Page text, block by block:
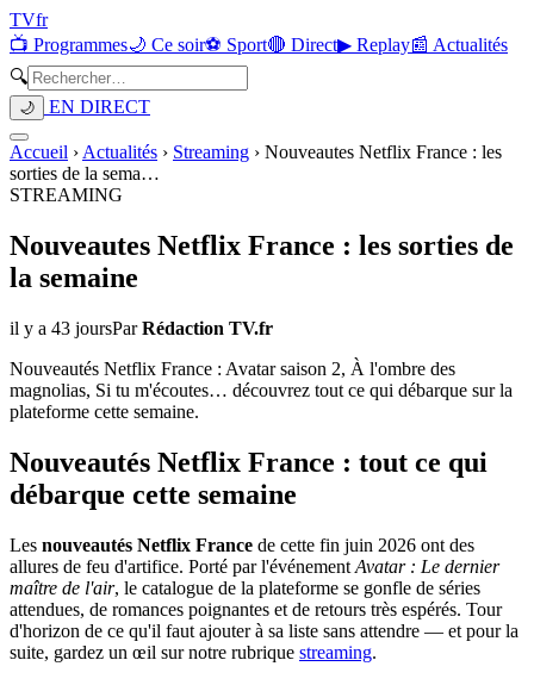
TVfr
📺 Programmes🌙 Ce soir⚽ Sport🔴 Direct▶ Replay📰 Actualités
🔍
🌙 EN DIRECT
Accueil › Actualités › Streaming › Nouveautes Netflix France : les
sorties de la sema…
STREAMING
Nouveautes Netflix France : les sorties de
la semaine
il y a 43 joursParRédaction TV.fr
Nouveautés Netflix France : Avatar saison 2, À l'ombre des
magnolias, Si tu m'écoutes… découvrez tout ce qui débarque sur la
plateforme cette semaine.
Nouveautés Netflix France : tout ce qui
débarque cette semaine
Les nouveautés Netflix France de cette fin juin 2026 ont des
allures de feu d'artifice. Porté par l'événement Avatar : Le dernier
maître de l'air, le catalogue de la plateforme se gonfle de séries
attendues, de romances poignantes et de retours très espérés. Tour
d'horizon de ce qu'il faut ajouter à sa liste sans attendre — et pour la
suite, gardez un œil sur notre rubrique streaming.